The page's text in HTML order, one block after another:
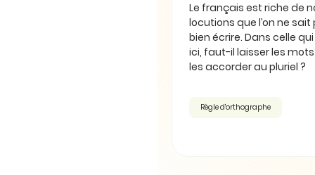
Le français est riche de
locutions que l’on ne
bien écrire. Dans celle
ici, faut-il laisser les
les accorder au pluriel ?
Règle d'orthographe